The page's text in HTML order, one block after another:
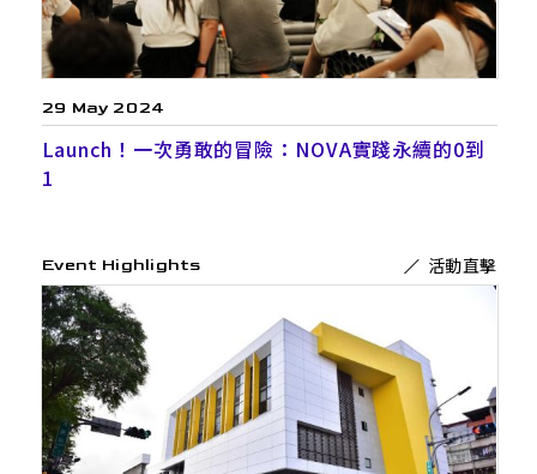
29 May 2024
Launch！一次勇敢的冒險：NOVA實踐永續的0到
1
Event Highlights 活動直擊